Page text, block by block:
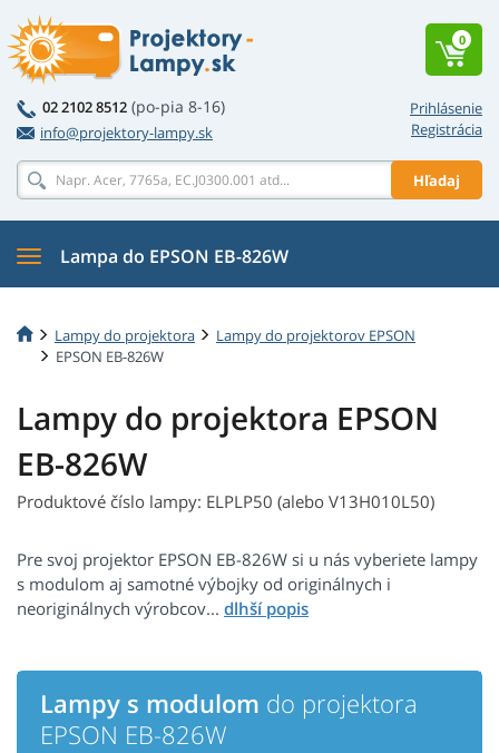
Prihlásenie
Registrácia
02 2102 8512 (po-pia 8-16)
info@projektory-lampy.sk
Hľadaj
0
Lampa do EPSON EB-826W
Lampy do projektora
Lampy do projektorov EPSON
EPSON EB-826W
Lampy do projektora EPSON
EB-826W
Produktové číslo lampy: ELPLP50 (alebo V13H010L50)
Pre svoj projektor EPSON EB-826W si u nás vyberiete lampy
s modulom aj samotné výbojky od originálnych i
neoriginálnych výrobcov...
Lampy s modulom do projektora
EPSON EB-826W